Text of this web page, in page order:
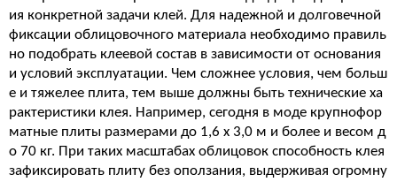
ия конкретной задачи клей. Для надежной и долговечной
фиксации облицовочного материала необходимо правиль
но подобрать клеевой состав в зависимости от основания
и условий эксплуатации. Чем сложнее условия, чем больш
е и тяжелее плита, тем выше должны быть технические ха
рактеристики клея. Например, сегодня в моде крупнофор
матные плиты размерами до 1,6 х 3,0 м и более и весом д
о 70 кг. При таких масштабах облицовок способность клея
зафиксировать плиту без оползания, выдерживая огромну